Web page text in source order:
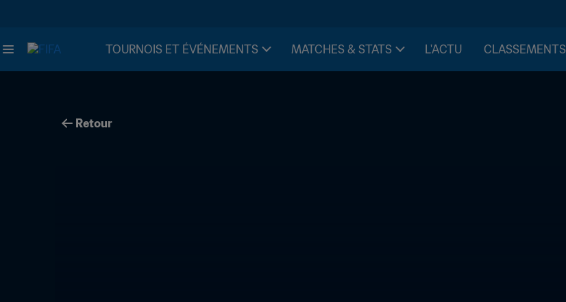
TOURNOIS ET ÉVÉNEMENTS MATCHES & STATS L'ACTU CLASSEMENTS
Retour